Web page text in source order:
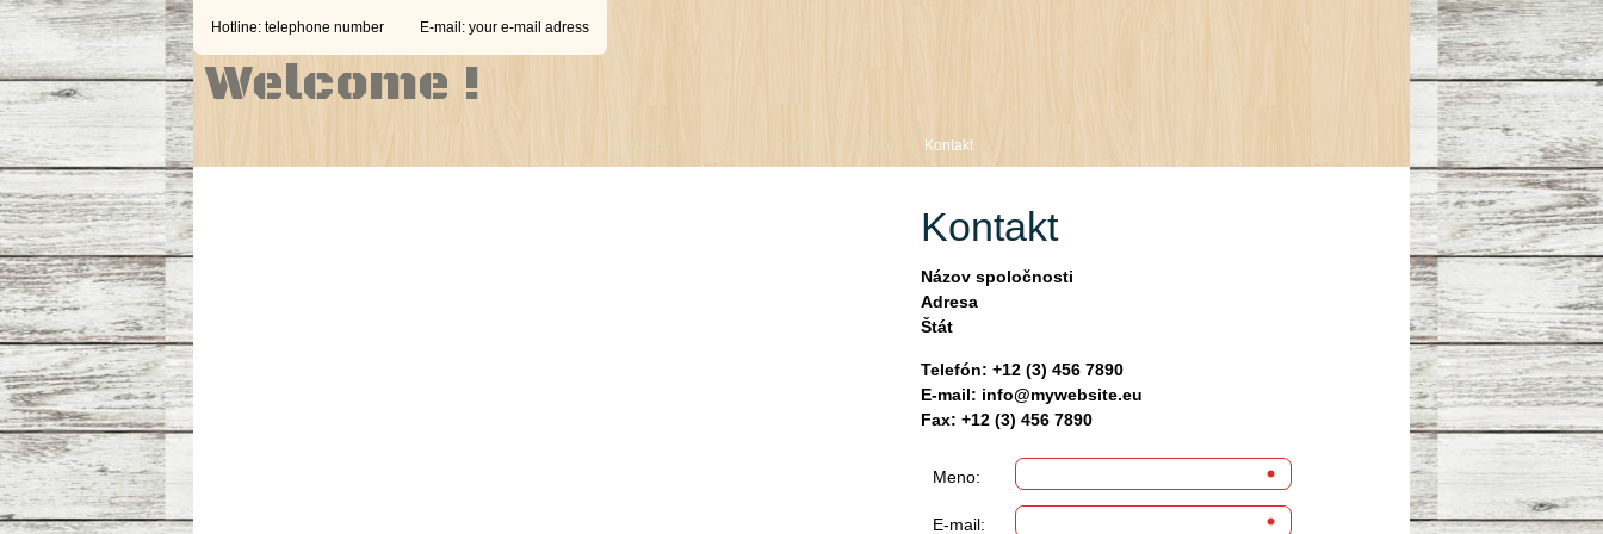
Hotline: telephone number E-mail: your e-mail adress
Welcome !
Kontakt
Kontakt
Názov spoločnosti
Adresa
Štát
Telefón: +12 (3) 456 7890
E-mail: info@mywebsite.eu
Fax: +12 (3) 456 7890
Meno:
E-mail: